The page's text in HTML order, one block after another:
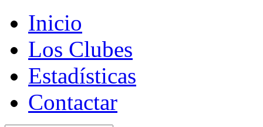
Inicio
Los Clubes
Estadísticas
Contactar